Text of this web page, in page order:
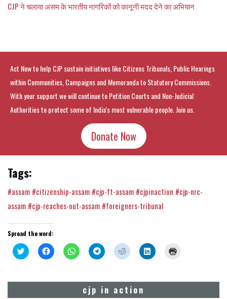
CJP ने चलाया असम के भारतीय नागरिकों को कानूनी मदद देने का अभियान
Act Now to help CJP sustain initiatives like Citizens Tribunals, Public Hearings
within Communities, Campaigns and Memoranda to Statutory Commissions.
With your support we will continue to Petition Courts and Non-Judicial
Authorities to protect some of India's most vulnerable people. Join us.
Donate Now
Tags:
#assam #citizenship-assam #cjp-ft-assam #cjpinaction #cjp-nrc-
assam #cjp-reaches-out-assam #foreigners-tribunal
Spread the word:
Click
to
(Opens
new
Click
to
(Opens
new
Click
to
(Opens
new
Click
to
(Opens
in
new
Click
to
(Opens
in
new
Click
to
(Opens
new
new
cjp in action